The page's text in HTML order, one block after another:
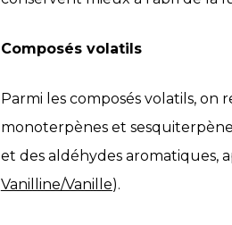
Composés volatils
Parmi les composés volatils,
monoterpènes et
et des aldéhydes aromatiques,
Vanilline/Vanille).